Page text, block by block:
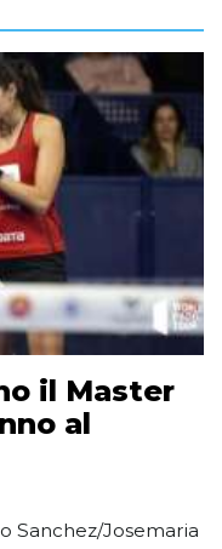
il Master
al
Sanchez/Josemaria